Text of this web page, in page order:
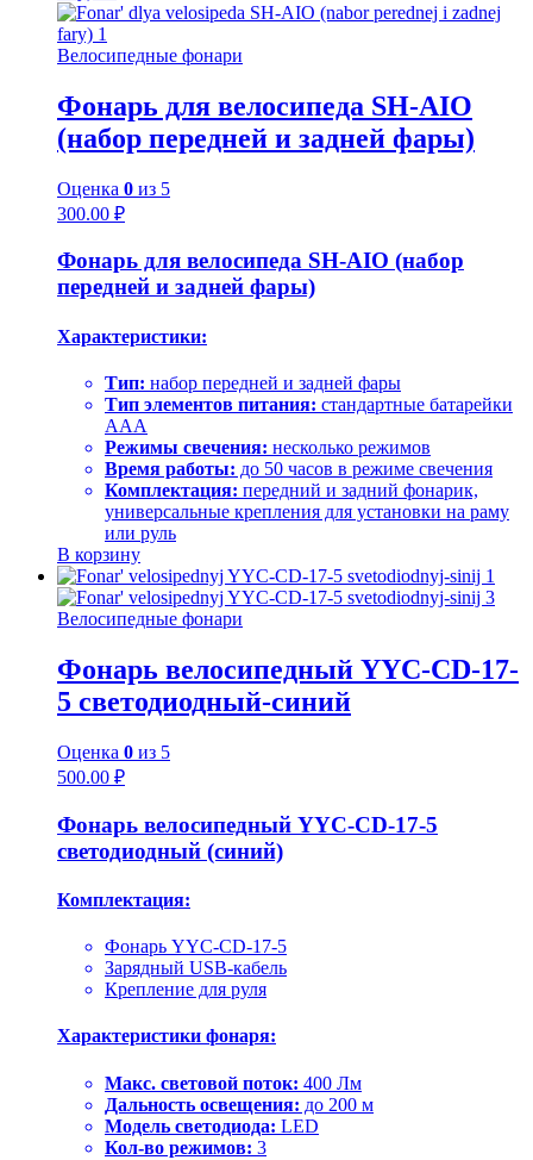
Велосипедные фонари
Фонарь для велосипеда SH-AIO
(набор передней и задней фары)
Оценка 0 из 5
300.00 ₽
Фонарь для велосипеда SH-AIO (набор
передней и задней фары)
Характеристики:
Тип: набор передней и задней фары
Тип элементов питания: стандартные батарейки
AAA
Режимы свечения: несколько режимов
Время работы: до 50 часов в режиме свечения
Комплектация: передний и задний фонарик,
универсальные крепления для установки на раму
или руль
В корзину
Велосипедные фонари
Фонарь велосипедный YYC-CD-17-
5 светодиодный-синий
Оценка 0 из 5
500.00 ₽
Фонарь велосипедный YYC-CD-17-5
светодиодный (синий)
Комплектация:
Фонарь YYC-CD-17-5
Зарядный USB-кабель
Крепление для руля
Характеристики фонаря:
Макс. световой поток: 400 Лм
Дальность освещения: до 200 м
Модель светодиода: LED
Кол-во режимов: 3